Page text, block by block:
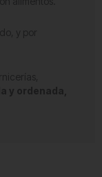
y por
y ordenada,